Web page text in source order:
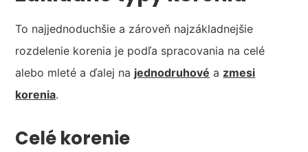
To najjednoduchšie a zároveň najzákladnejšie
rozdelenie korenia je podľa spracovania na celé
alebo mleté a ďalej na jednodruhové a zmesi
korenia.
Celé korenie